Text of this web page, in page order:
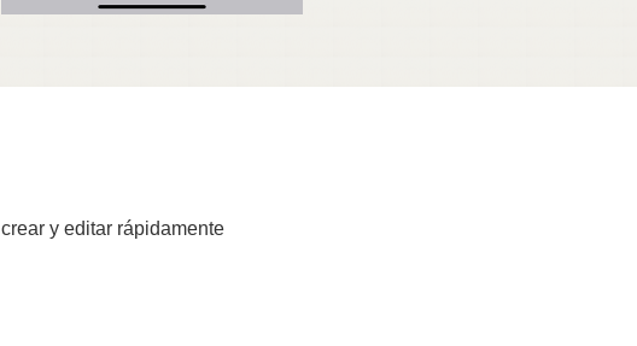
y editar rápidamente